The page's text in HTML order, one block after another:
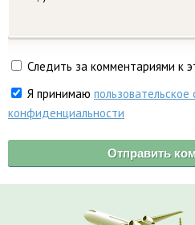
Следить за комментариями к
Я принимаю пользовательское
конфиденциальности